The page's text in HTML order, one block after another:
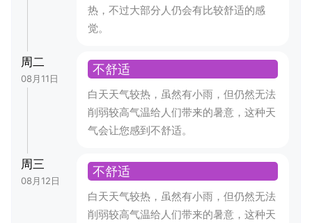
热，不过大部分人仍会有比较舒适的感
觉。
周二
08月11日
不舒适
白天天气较热，虽然有小雨，但仍然无法
削弱较高气温给人们带来的暑意，这种天
气会让您感到不舒适。
周三
08月12日
不舒适
白天天气较热，虽然有小雨，但仍然无法
削弱较高气温给人们带来的暑意，这种天